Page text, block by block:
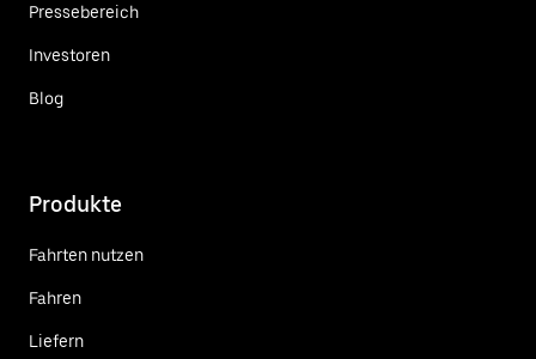
Pressebereich
Investoren
Blog
Produkte
Fahrten nutzen
Fahren
Liefern